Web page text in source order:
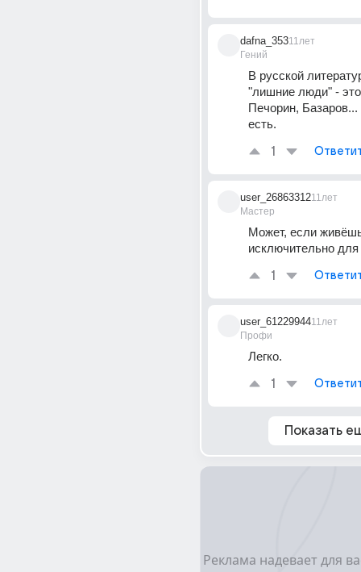
dafna_353
Гений
11лет
В русской
"лишние люди" -
Печорин,
есть.
1
user_26863312
Мастер
11лет
Может, если
исключительно
1
user_61229944
Профи
11лет
Легко.
1
Показать